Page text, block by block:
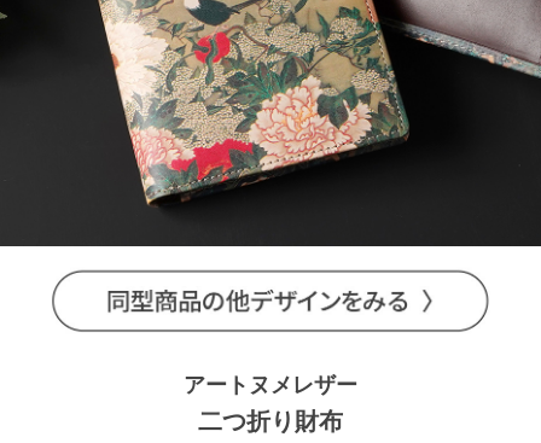
アートヌメレザー
二つ折り財布